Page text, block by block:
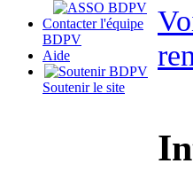
Contacter l'équipe
BDPV
Aide
Soutenir le site